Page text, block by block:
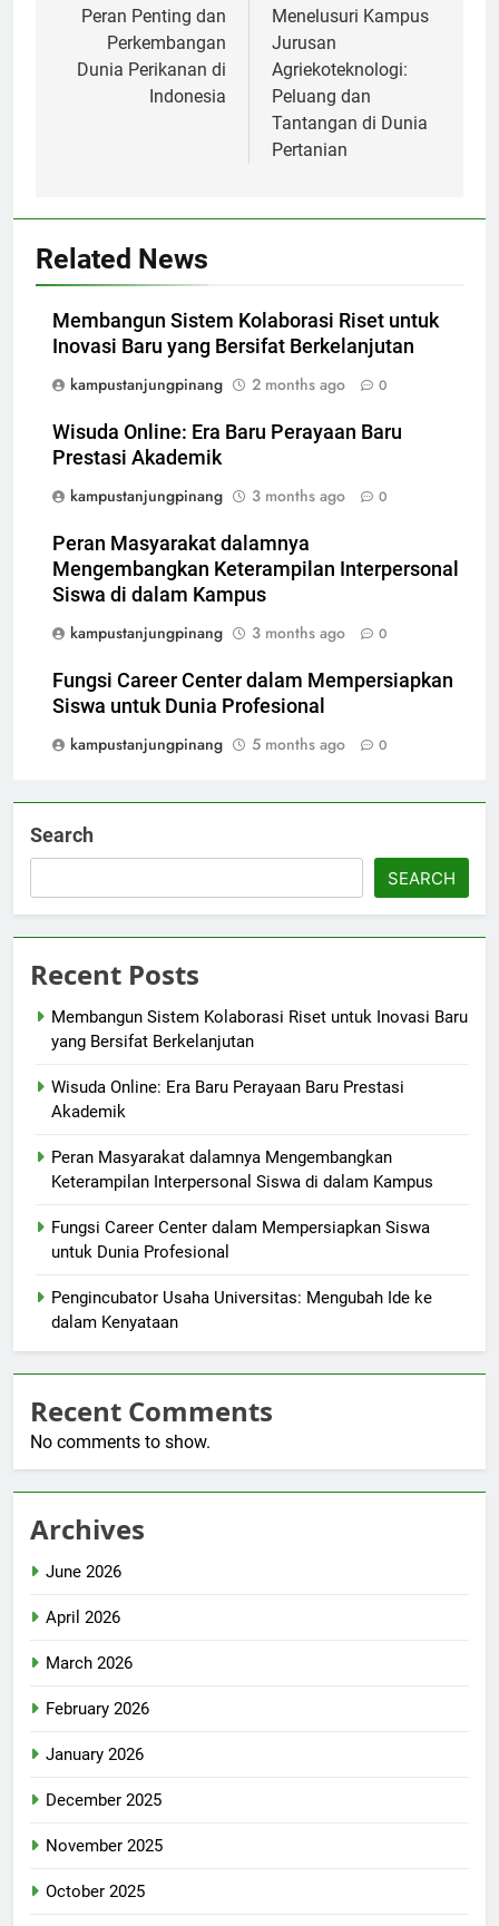
navigation
Peran Penting dan
Perkembangan
Dunia Perikanan di
Indonesia
Menelusuri Kampus
Jurusan
Agriekoteknologi:
Peluang dan
Tantangan di Dunia
Pertanian
Related News
Membangun Sistem Kolaborasi Riset untuk
Inovasi Baru yang Bersifat Berkelanjutan
kampustanjungpinang
2 months ago 0
Wisuda Online: Era Baru Perayaan Baru
Prestasi Akademik
kampustanjungpinang
3 months ago 0
Peran Masyarakat dalamnya
Mengembangkan Keterampilan Interpersonal
Siswa di dalam Kampus
kampustanjungpinang
3 months ago 0
Fungsi Career Center dalam Mempersiapkan
Siswa untuk Dunia Profesional
kampustanjungpinang
5 months ago 0
Search
SEARCH
Recent Posts
Membangun Sistem Kolaborasi Riset untuk Inovasi Baru
yang Bersifat Berkelanjutan
Wisuda Online: Era Baru Perayaan Baru Prestasi
Akademik
Peran Masyarakat dalamnya Mengembangkan
Keterampilan Interpersonal Siswa di dalam Kampus
Fungsi Career Center dalam Mempersiapkan Siswa
untuk Dunia Profesional
Pengincubator Usaha Universitas: Mengubah Ide ke
dalam Kenyataan
Recent Comments
No comments to show.
Archives
June 2026
April 2026
March 2026
February 2026
January 2026
December 2025
November 2025
October 2025